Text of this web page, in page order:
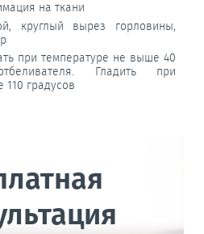
на ткани
круглый вырез горловины,
при температуре не выше 40
Гладить при
градусов